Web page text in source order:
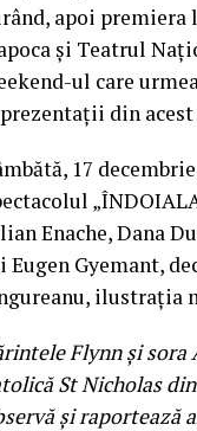
apoi
și Teatrul
ul care
din
17
Enache, Dana
Eugen Gyemant,
ilustrația
Flynn și sora
St Nicholas
și raportează